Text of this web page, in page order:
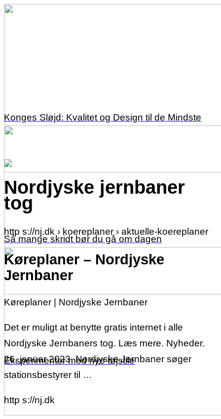
Konges Sløjd: Kvalitet og Design til de Mindste
Så mange skridt bør du gå om dagen
Eksperimenter med nye tøjstile
Nordjyske jernbaner
tog
http s://nj.dk › koereplaner › aktuelle-koereplaner
Køreplaner – Nordjyske
Jernbaner
Køreplaner | Nordjyske Jernbaner
Det er muligt at benytte gratis internet i alle
Nordjyske Jernbaners tog. Læs mere. Nyheder.
26. januar 2023. Nordjyske Jernbaner søger
stationsbestyrer til …
http s://nj.dk